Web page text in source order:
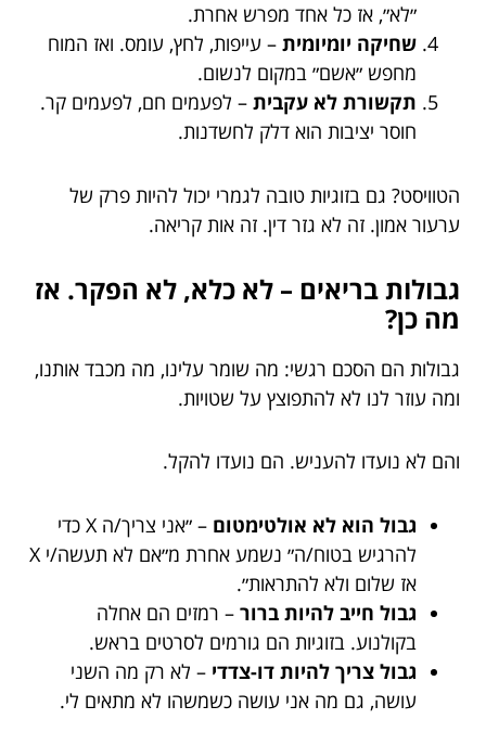
״לא״, אז כל אחד מפרש אחרת.
שחיקה יומיומית – עייפות, לחץ, עומס. ואז המוח
מחפש ״אשם״ במקום לנשום.
תקשורת לא עקבית – לפעמים חם, לפעמים קר.
חוסר יציבות הוא דלק לחשדנות.
הטוויסט? גם בזוגיות טובה לגמרי יכול להיות פרק של
ערעור אמון. זה לא גזר דין. זה אות קריאה.
גבולות בריאים – לא כלא, לא הפקר. אז
מה כן?
גבולות הם הסכם רגשי: מה שומר עלינו, מה מכבד אותנו,
ומה עוזר לנו לא להתפוצץ על שטויות.
והם לא נועדו להעניש. הם נועדו להקל.
גבול הוא לא אולטימטום
– ״אני צריך/ה X כדי
להרגיש בטוח/ה״ נשמע אחרת מ״אם לא תעשה/י X
אז שלום ולא להתראות״.
גבול חייב להיות ברור – רמזים הם אחלה
בקולנוע. בזוגיות הם גורמים לסרטים בראש.
גבול צריך להיות דו-צדדי – לא רק מה השני
עושה, גם מה אני עושה כשמשהו לא מתאים לי.